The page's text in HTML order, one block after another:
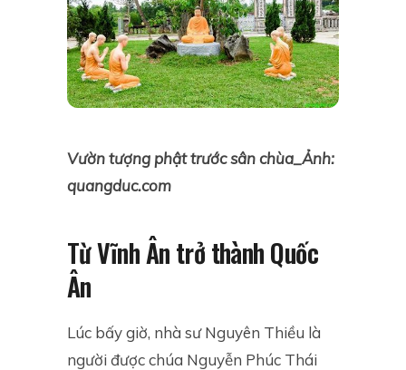
Vườn tượng phật trước sân chùa_Ảnh:
quangduc.com
Từ Vĩnh Ân trở thành Quốc
Ân
Lúc bấy giờ, nhà sư Nguyên Thiều là
người được chúa Nguyễn Phúc Thái